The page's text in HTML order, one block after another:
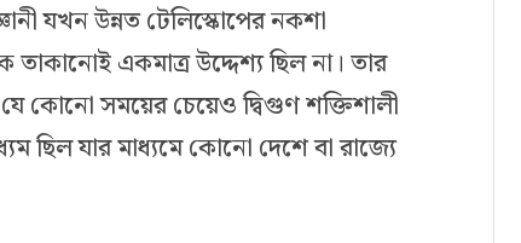
যখন উন্নত টেলিস্কোপের নকশা
একমাত্র উদ্দেশ্য ছিল না। তার
কোনো সময়ের চেয়েও দ্বিগুণ শক্তিশালী
ছিল যার মাধ্যমে কোনো দেশে বা রাজ্যে